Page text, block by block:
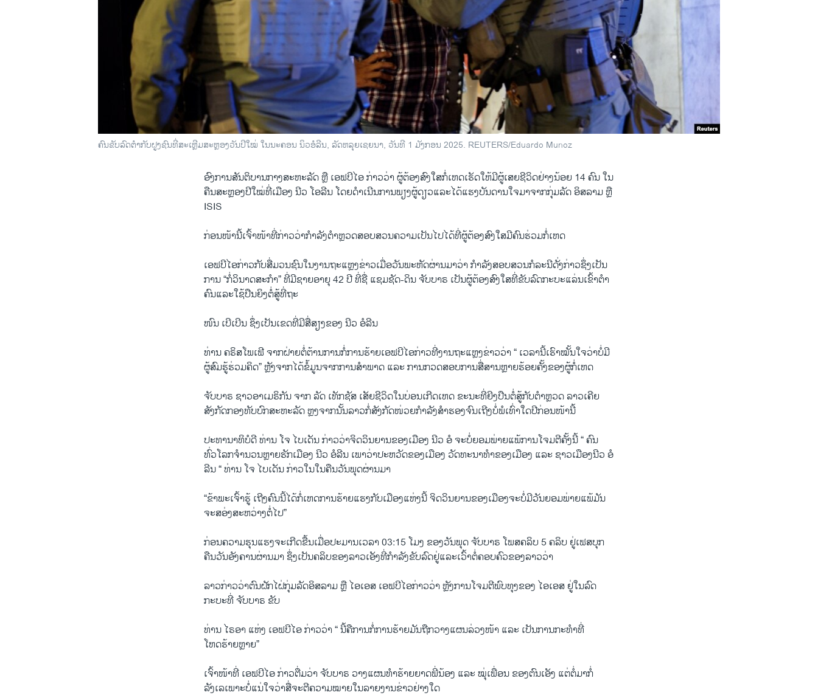
ຄົນຂັບລົດຕຳກັບຝູງຊົນທີ່ສະເຫຼີມສະຫຼອງວັນປີໃໝ່ ໃນນະຄອນ ນິວອໍລີນ, ລັດຫລຸຍເຊຍນາ, ວັນທີ 1 ມັງກອນ 2025. REUTERS/Eduardo Munoz
ອົງການສັນຕິບານກາງສະຫະລັດ ຫຼື ເອຟບີໄອ ກ່າວວ່າ ຜູ້ຕ້ອງສົງໃສກໍ່ເຫດເຮັດໃຫ້ມີຜູ້ເສຍຊີວິດຢ່າງນ້ອຍ 14 ຄົນ ໃນ
ຄືນສະຫຼອງປີໃໝ່ທີ່ເມືອງ ນີວ ໂອລີນ ໂດຍດຳເນີນການພຽງຜູ້ດຽວແລະໄດ້ແຮງບັນດານໃຈມາຈາກກຸ່ມລັດ ອິສລາມ ຫຼື
ISIS
ກ່ອນໜ້ານີ້ເຈົ້າໜ້າທີ່ກ່າວວ່າກຳລັງຕໍາຫຼວດສອບສວນຄວາມເປັນໄປໄດ້ທີ່ຜູ້ຕ້ອງສົງໃສມີຄົນຮ່ວມກໍ່ເຫດ
ເອຟບີໄອກ່າວກັບສື່ມວນຊົນໃນງານຖະແຫຼງຂ່າວເມື່ອວັນພະຫັດຜ່ານມາວ່າ ກຳລັງສອບສວນກໍລະນີດັ່ງກ່າວຊຶ່ງເປັນ
ການ “ກໍ່ວິນາດສະກຳ” ທີ່ມີຊາຍອາຍຸ 42 ປີ ທີ່ຊື່ ແຊມຊັດ-ດິນ ຈັບບາຣ ເປັນຜູ້ຕ້ອງສົງໃສທີ່ຂັບລົດກະບະແລ່ນເຂົ້າຕໍາ
ຄົນແລະໃຊ້ປືນຍິງຕໍ່ສູ້ທີ່ຖະ
ໜົນ ເບີເບີນ ຊຶ່ງເປັນເຂດທີ່ມີສື່ສຽງຂອງ ນີວ ອໍລີນ
ທ່ານ ຄຣິສໂພເຟີ ຈາກຝ່າຍຕໍ່ຕ້ານການກໍ່ການຮ້າຍເອຟບີໄອກ່າວທີ່ງານຖະແຫຼງຂ່າວວ່າ “ ເວລານີ້ເຮົາໝັ້ນໃຈວ່າບໍ່ມີ
ຜູ້ສົມຮູ້ຮ່ວມຄິດ” ຫຼັງຈາກໄດ້ຂໍ້ມູນຈາກການສຳພາດ ແລະ ການກວດສອບການສື່ສານຫຼາຍຮ້ອຍຄັ້ງຂອງຜູ້ກໍ່ເຫດ
ຈັບບາຣ ຊາວອາເມຣິກັນ ຈາກ ລັດ ເທັກຊັສ ເສັຍຊີວິດໃນບ່ອນເກີດເຫດ ຂະນະທີ່ຍີງປືນຕໍ່ສູ້ກັບຕຳຫຼວດ ລາວເຄີຍ
ສັງກັດກອງທັບບົກສະຫະລັດ ຫຼງຈາກນັ້ນລາວກໍ່ສັງກັດໜ່ວຍກຳລັງສຳຮອງຈົນເຖີງບໍ່ພໍເທົ່າໃດປີກ່ອນໜ້ານີ້
ປະທານາທິບໍດີ ທ່ານ ໂຈ ໄບເດັນ ກ່າວວ່າຈິດວິນຍານຂອງເມືອງ ນີວ ອໍ ຈະບໍ່ຍອມພ່າຍແພ້ການໂຈມຕີຄັ້ງນີ້ “ ຄົນ
ທົ່ວໂລກຈຳນວນຫຼາຍຮັກເມືອງ ນີວ ອໍລີນ ເພາວ່າປະຫວັດຂອງເມືອງ ວັດທະນາທໍາຂອງເມືອງ ແລະ ຊາວເມືອງນີວ ອໍ
ລີນ “ ທ່ານ ໂຈ ໄບເດັນ ກ່າວໃນໃນຄືນວັນພຸດຜ່ານມາ
“ຂ້າພະເຈົ້າຮູ້ ເຖີງຄົນນີ້ໄດ້ກໍ່ເຫດການຮ້າຍແຮງກັບເມືອງແຫ່ງນີ້ ຈິດວິນຍານຂອງເມືອງຈະບໍ່ມີວັນຍອມພ່າຍແພ້ມັນ
ຈະສອ່ງສະຫວ່າງຕໍ່ໄປ”
ກ່ອນຄວາມຮຸນແຮງຈະເກີດຂື້ນເມື່ອປະມານເວລາ 03:15 ໂມງ ຂອງວັນພຸດ ຈັບບາຣ ໂພສຄລິບ 5 ຄລິບ ຢູ່ເຟສບຸກ
ຄືນວັນອັງຄານຜ່ານມາ ຊຶ່ງເປັນຄລິບຂອງລາວເອັງທີ່ກຳລັງຂັບລົດຢູ່ແລະເວົ້າຕໍ່ຄອບຄົວຂອງລາວວ່າ
ລາວກ່າວວ່າຕົນຝັກໄຝ່ກຸ່ມລັດອິສລາມ ຫຼື ໄອເອສ ເອຟບີໄອກ່າວວ່າ ຫຼັງການໂຈມຕີພົບທຸງຂອງ ໄອເອສ ຢູ່ໃນລົດ
ກະບະທີ່ ຈັບບາຣ ຂັບ
ທ່ານ ໄຣອາ ແຫ່ງ ເອຟບີໄອ ກ່າວວ່າ “ ນີ້ຄືການກໍ່ການຮ້າຍມັນຖືກວາງແຜນລ່ວງໜ້າ ແລະ ເປັນການກະທໍາທີ່
ໂຫດຮ້າຍຫຼາຍ”
ເຈົ້າໜ້າທີ່ ເອຟບີໄອ ກ່າວຕື່ມວ່າ ຈັບບາຣ ວາງແຜນທຳຮ້າຍຍາດພີ່ນ້ອງ ແລະ ໝຸ່ເພື່ອນ ຂອງຕົນເອັງ ແຕ່ຕໍ່ມາກໍ່
ລັງເລເພາະບໍ່ແນ່ໃຈວ່າສື່ຈະຕີຄວາມໝາຍໃນລາຍງານຂ່າວຢ່າງໃດ